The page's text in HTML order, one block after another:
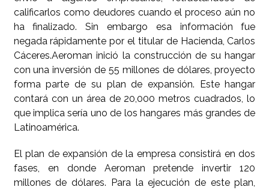
calificarlos como deudores cuando el proceso aún no
ha finalizado. Sin embargo esa información fue
negada rápidamente por el titular de Hacienda, Carlos
Cáceres.Aeroman inició la construcción de su hangar
con una inversión de 55 millones de dólares, proyecto
forma parte de su plan de expansión. Este hangar
contará con un área de 20,000 metros cuadrados, lo
que implica sería uno de los hangares más grandes de
Latinoamérica.
El plan de expansión de la empresa consistirá en dos
fases, en donde Aeroman pretende invertir 120
millones de dólares. Para la ejecución de este plan,